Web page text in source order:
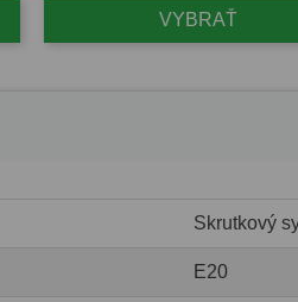
VYBRAŤ
Skrutkový
E20